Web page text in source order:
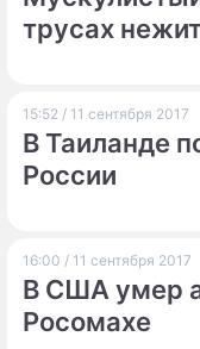
трусах
15:52 / 11 сентября 2017
В Таиланде
России
16:00 / 11 сентября 2017
В США умер
Росомахе